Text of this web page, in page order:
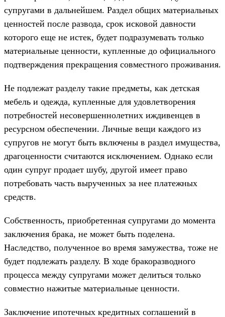
супругами в дальнейшем. Раздел общих материальных
ценностей после развода, срок исковой давности
которого еще не истек, будет подразумевать только
материальные ценности, купленные до официального
подтверждения прекращения совместного проживания.
Не подлежат разделу такие предметы, как детская
мебель и одежда, купленные для удовлетворения
потребностей несовершеннолетних иждивенцев в
ресурсном обеспечении. Личные вещи каждого из
супругов не могут быть включены в раздел имущества,
драгоценности считаются исключением. Однако если
один супруг продает шубу, другой имеет право
потребовать часть вырученных за нее платежных
средств.
Собственность, приобретенная супругами до момента
заключения брака, не может быть поделена.
Наследство, полученное во время замужества, тоже не
будет подлежать разделу. В ходе бракоразводного
процесса между супругами может делиться только
совместно нажитые материальные ценности.
Заключение ипотечных кредитных соглашений в